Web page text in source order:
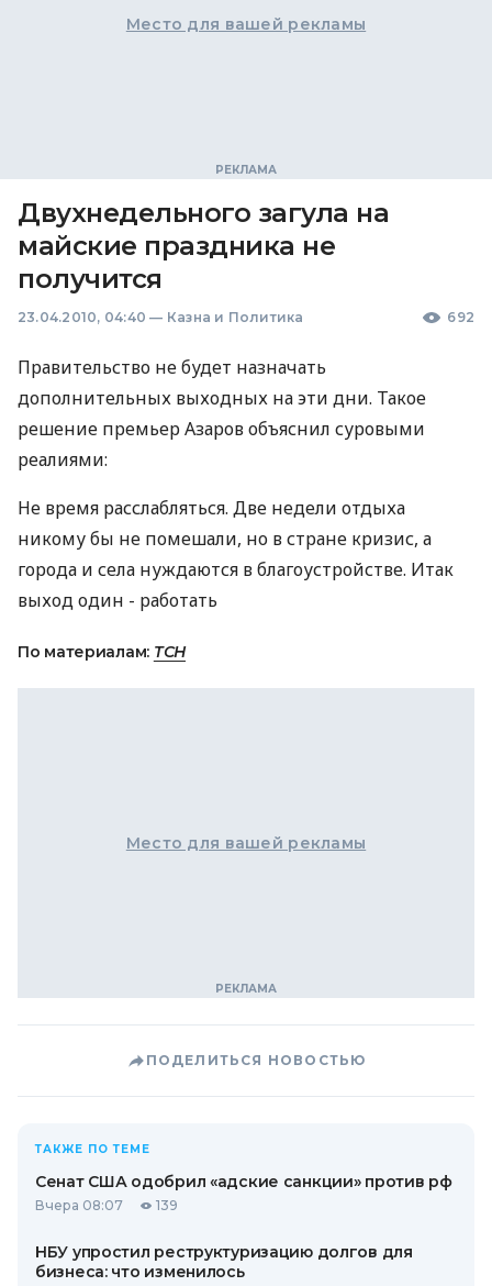
Место для вашей рекламы
Двухнедельного загула на
майские праздника не
получится
23.04.2010, 04:40 — Казна и Политика 692
Правительство не будет назначать
дополнительных выходных на эти дни. Такое
решение премьер Азаров объяснил суровыми
реалиями:
Не время расслабляться. Две недели отдыха
никому бы не помешали, но в стране кризис, а
города и села нуждаются в благоустройстве. Итак
выход один - работать
По материалам: ТСН
Место для вашей рекламы
ПОДЕЛИТЬСЯ НОВОСТЬЮ
ТАКЖЕ ПО ТЕМЕ
Сенат США одобрил «адские санкции» против рф
Вчера 08:07 139
НБУ упростил реструктуризацию долгов для
бизнеса: что изменилось